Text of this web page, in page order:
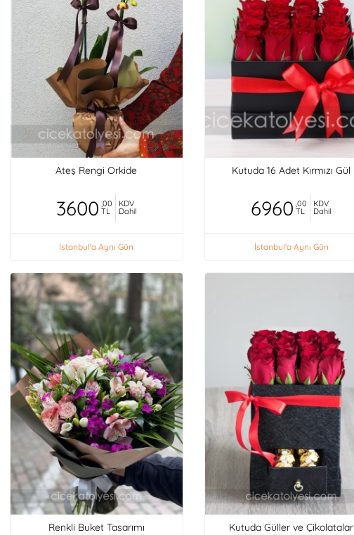
Ateş Rengi Orkide
3600 ,00
TL
KDV
Dahil
İstanbul'a Aynı Gün
Kutuda 16 Adet Kırmızı Gül
6960 ,00
TL
KDV
Dahil
İstanbul'a Aynı Gün
Renkli Buket Tasarımı Kutuda Güller ve Çikolatalar